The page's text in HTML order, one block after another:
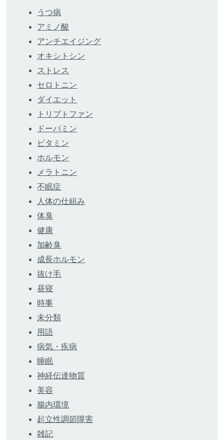
うつ病
アミノ酸
アンチエイジング
オキシトシン
ストレス
セロトニン
ダイエット
トリプトファン
ドーパミン
ビタミン
ホルモン
メラトニン
不眠症
人体の仕組み
体臭
健康
加齢臭
成長ホルモン
抜け毛
昼寝
時事
未分類
用語
病気・疾病
睡眠
神経伝達物質
美容
腸内環境
起立性調節障害
雑記